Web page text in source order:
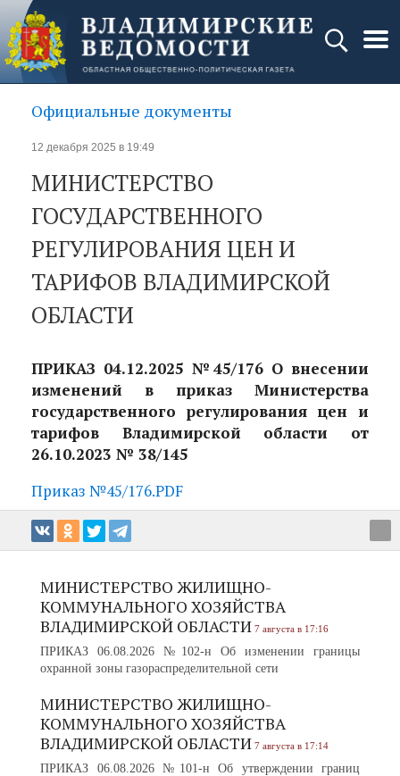
Официальные документы
12 декабря 2025 в 19:49
МИНИСТЕРСТВО
ГОСУДАРСТВЕННОГО
РЕГУЛИРОВАНИЯ ЦЕН И
ТАРИФОВ ВЛАДИМИРСКОЙ
ОБЛАСТИ
ПРИКАЗ 04.12.2025 №45/176 О внесении
изменений в приказ Министерства
государственного регулирования цен и
тарифов Владимирской области от
26.10.2023 № 38/145
Приказ №45/176.PDF
МИНИСТЕРСТВО ЖИЛИЩНО-
КОММУНАЛЬНОГО ХОЗЯЙСТВА
ВЛАДИМИРСКОЙ ОБЛАСТИ 7 августа в 17:16
ПРИКАЗ 06.08.2026 №102-н Об изменении границы
охранной зоны газораспределительной сети
МИНИСТЕРСТВО ЖИЛИЩНО-
КОММУНАЛЬНОГО ХОЗЯЙСТВА
ВЛАДИМИРСКОЙ ОБЛАСТИ 7 августа в 17:14
ПРИКАЗ 06.08.2026 №101-н Об утверждении границ